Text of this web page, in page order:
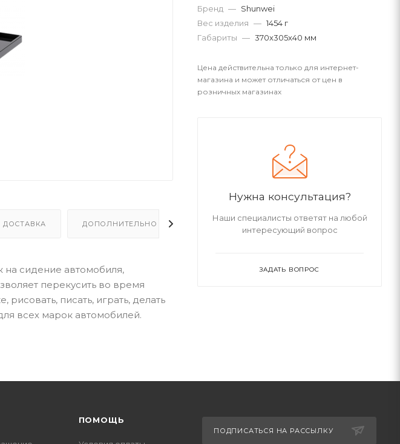
ДОСТАВКА ДОПОЛНИТЕЛЬНО
на сидение автомобиля,
перекусить во время
писать, играть, делать
всех марок автомобилей.
Бренд — Shunwei
Вес изделия — 1454 г
Габариты — 370x305x40 мм
Цена действительна только для интернет-
магазина и может отличаться от цен в
розничных магазинах
Нужна консультация?
Наши специалисты ответят на любой
интересующий вопрос
ЗАДАТЬ ВОПРОС
ПОМОЩЬ
ПОДПИСАТЬСЯ НА РАССЫЛКУ